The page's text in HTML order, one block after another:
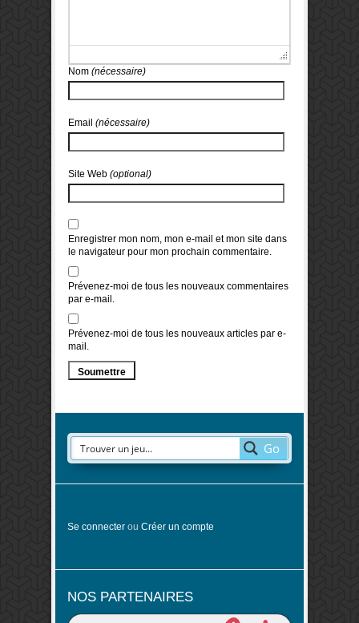
Nom (nécessaire)
Email (nécessaire)
Site Web (optional)
Enregistrer mon nom, mon e-mail et mon site dans
le navigateur pour mon prochain commentaire.
Prévenez-moi de tous les nouveaux commentaires
par e-mail.
Prévenez-moi de tous les nouveaux articles par e-
mail.
Go
Se connecter ou Créer un compte
NOS PARTENAIRES